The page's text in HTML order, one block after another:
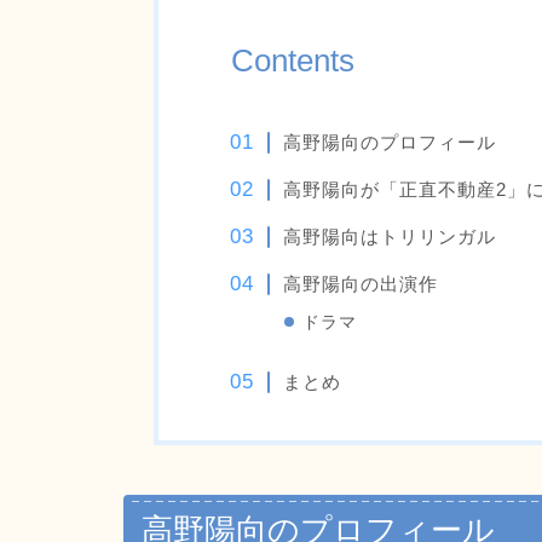
Contents
高野陽向のプロフィール
高野陽向が「正直不動産2」
高野陽向はトリリンガル
高野陽向の出演作
ドラマ
まとめ
高野陽向のプロフィール